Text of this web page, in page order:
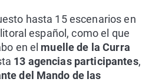
hasta 15 escenarios en
español, como el que
en el muelle de la Curra
13 agencias participantes,
del Mando de las